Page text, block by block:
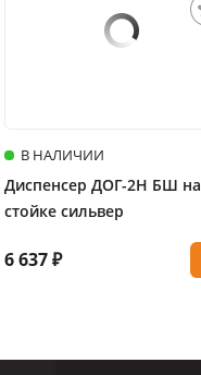
В НАЛИЧИИ
Диспенсер ДОГ-2Н БШ на
стойке сильвер
6 637 ₽